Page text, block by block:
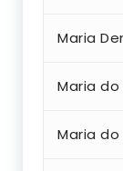
Maria
Maria do
Maria